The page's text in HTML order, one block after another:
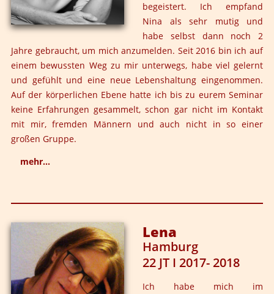
begeistert. Ich empfand
Nina als sehr mutig und
habe selbst dann noch 2
Jahre gebraucht, um mich anzumelden. Seit 2016 bin ich auf
einem bewussten Weg zu mir unterwegs, habe viel gelernt
und gefühlt und eine neue Lebenshaltung eingenommen.
Auf der körperlichen Ebene hatte ich bis zu eurem Seminar
keine Erfahrungen gesammelt, schon gar nicht im Kontakt
mit mir, fremden Männern und auch nicht in so einer
großen Gruppe.
mehr...
Blockade meinem Wunsch nach erfüllter Partnerschaft
im Wege steht. Ich bin nach wie vor sehr stolz auf mich,
dass ich diesen Schritt gewagt, den Mut aufgebracht
und mich zum ENERGizer angemeldet habe, mein
bestes Silvester ever!!!
Lena
Hamburg
22 JT I 2017- 2018
Ich habe mich im